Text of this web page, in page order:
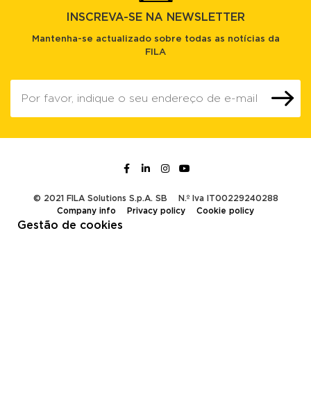
INSCREVA-SE NA NEWSLETTER
Mantenha-se actualizado sobre todas as notícias da
FILA
© 2021 FILA Solutions S.p.A. SB
N.º Iva IT00229240288
Company info
Privacy policy Cookie policy
Gestão de cookies